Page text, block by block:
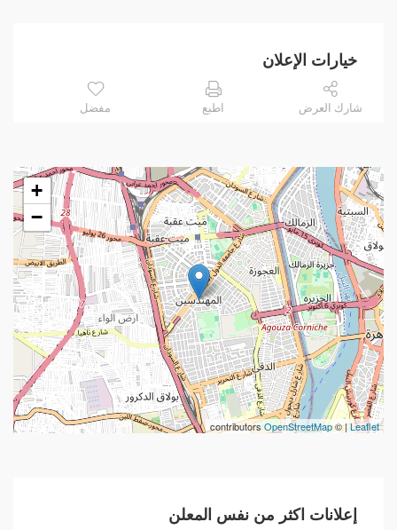
خيارات الإعلان
شارك العرض اطبع مفضل
+
−
Leaflet
| ©
OpenStreetMap
contributors
إعلانات اكثر من نفس المعلن